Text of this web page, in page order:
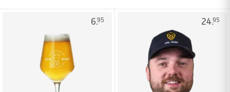
6.95 24.95